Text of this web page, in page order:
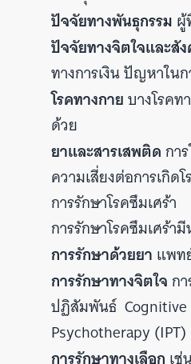
ปัจจัยทางพันธุกรรม ผู้
ปัจจัยทางจิตใจและสั
ทางการเงิน ปัญหาใน
โรคทางกายบางโรคท
ด้วย
ยาและสารเสพติด กา
ความเสี่ยงต่อการเกิด
การรักษาโรคซึมเศร้า
การรักษาโรคซึมเศร้
การรักษาด้วยยา แพท
การรักษาทางจิตใจ ก
ปฏิสัมพันธ์ Cognitive
Psychotherapy (IPT)
การรักษาทางเลือก